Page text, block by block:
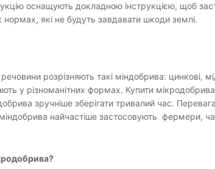
оснащують докладною інструкцією, щоб
нормах, які не будуть завдавати шкоди землі.
розрізняють такі міндобрива: цинкові,
у різноманітних формах. Купити
зручніше зберігати тривалий час.
найчастіше застосовують фермери,